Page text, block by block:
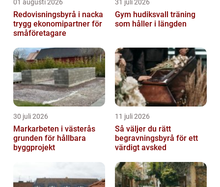
01 augusti 2026
Redovisningsbyrå i nacka
trygg ekonomipartner för
småföretagare
31 juli 2026
Gym hudiksvall träning
som håller i längden
30 juli 2026
Markarbeten i västerås
grunden för hållbara
byggprojekt
11 juli 2026
Så väljer du rätt
begravningsbyrå för ett
värdigt avsked